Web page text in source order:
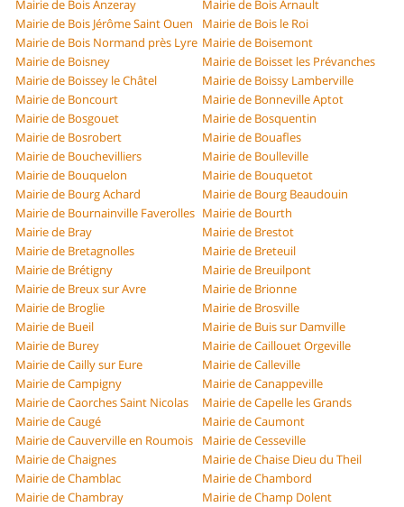
Mairie de Bois Anzeray
Mairie de Bois Arnault
Mairie de Bois Jérôme Saint Ouen
Mairie de Bois le Roi
Mairie de Bois Normand près Lyre Mairie de Boisemont
Mairie de Boisney
Mairie de Boisset les Prévanches
Mairie de Boissey le Châtel
Mairie de Boissy Lamberville
Mairie de Boncourt
Mairie de Bonneville Aptot
Mairie de Bosgouet
Mairie de Bosquentin
Mairie de Bosrobert
Mairie de Bouafles
Mairie de Bouchevilliers
Mairie de Boulleville
Mairie de Bouquelon
Mairie de Bouquetot
Mairie de Bourg Achard
Mairie de Bourg Beaudouin
Mairie de Bournainville Faverolles Mairie de Bourth
Mairie de Bray
Mairie de Brestot
Mairie de Bretagnolles
Mairie de Breteuil
Mairie de Brétigny
Mairie de Breuilpont
Mairie de Breux sur Avre
Mairie de Brionne
Mairie de Broglie
Mairie de Brosville
Mairie de Bueil
Mairie de Buis sur Damville
Mairie de Burey
Mairie de Caillouet Orgeville
Mairie de Cailly sur Eure
Mairie de Calleville
Mairie de Campigny
Mairie de Canappeville
Mairie de Caorches Saint Nicolas
Mairie de Capelle les Grands
Mairie de Caugé
Mairie de Caumont
Mairie de Cauverville en Roumois
Mairie de Cesseville
Mairie de Chaignes
Mairie de Chaise Dieu du Theil
Mairie de Chamblac
Mairie de Chambord
Mairie de Chambray
Mairie de Champ Dolent